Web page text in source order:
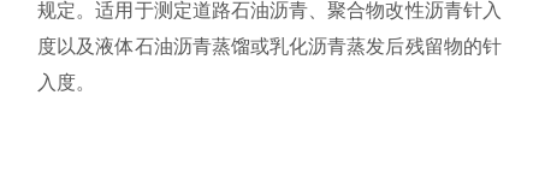
规定。适用于测定道路石油沥青、聚合物改性沥青针入
度以及液体石油沥青蒸馏或乳化沥青蒸发后残留物的针
入度。